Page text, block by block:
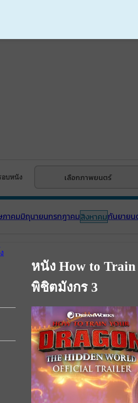
อบหนัง เลือกภาพยนตร์
าคมมิถุนายนกรกฎาคมสิงหาคมกันยายน
หนัง How to
พิชิตมังกร 3